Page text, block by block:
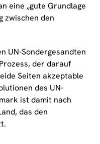
eine „gute Grundlage
zwischen den
UN-Sondergesandten
der darauf
Seiten akzeptable
des UN-
ist damit nach
das den